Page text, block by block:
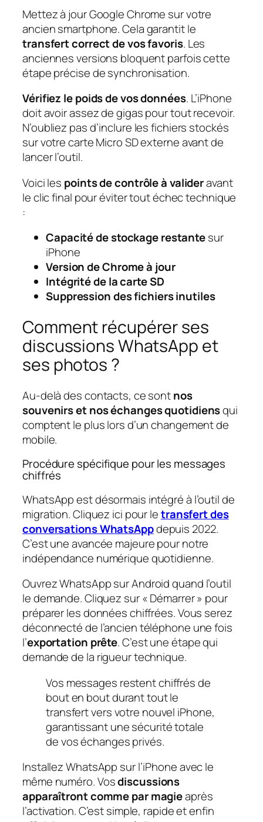
Mettez à jour Google Chrome sur votre
ancien smartphone. Cela garantit le
transfert correct de vos favoris. Les
anciennes versions bloquent parfois cette
étape précise de synchronisation.
Vérifiez le poids de vos données. L’iPhone
doit avoir assez de gigas pour tout recevoir.
N’oubliez pas d’inclure les fichiers stockés
sur votre carte Micro SD externe avant de
lancer l’outil.
Voici les points de contrôle à valideravant
le clic final pour éviter tout échec technique
:
Capacité de stockage restantesur
iPhone
Version de Chrome à jour
Intégrité de la carte SD
Suppression des fichiers inutiles
Comment récupérer ses
discussions WhatsApp et
ses photos ?
Au-delà des contacts, ce sontnos
souvenirs et nos échanges quotidiensqui
comptent le plus lors d’un changement de
mobile.
Procédure spécifique pour les messages
chiffrés
WhatsApp est désormais intégré à l’outil de
migration. Cliquez ici pour letransfert des
conversations WhatsAppdepuis 2022.
C’est une avancée majeure pour notre
indépendance numérique quotidienne.
Ouvrez WhatsApp sur Android quand l’outil
le demande. Cliquez sur « Démarrer » pour
préparer les données chiffrées. Vous serez
déconnecté de l’ancien téléphone une fois
l’exportation prête. C’est une étape qui
demande de la rigueur technique.
Vos messages restent chiffrés de
bout en bout durant tout le
transfert vers votre nouvel iPhone,
garantissant une sécurité totale
de vos échanges privés.
Installez WhatsApp sur l’iPhone avec le
même numéro. Vosdiscussions
apparaîtront comme par magieaprès
l’activation. C’est simple, rapide et enfin